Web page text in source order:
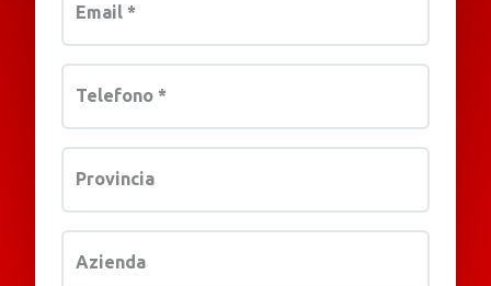
Email *
Telefono *
Provincia
Azienda